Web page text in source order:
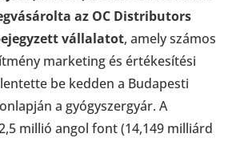
az OC Distributors
vállalatot, amely számos
marketing és értékesítési
be kedden a Budapesti
a gyógyszergyár. A
millió angol font (14,149 milliárd